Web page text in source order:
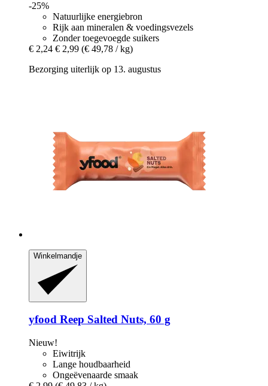
-25%
Natuurlijke energiebron
Rijk aan mineralen & voedingsvezels
Zonder toegevoegde suikers
€ 2,24 € 2,99 (€ 49,78 / kg)
Bezorging uiterlijk op 13. augustus
Winkelmandje
yfood Reep Salted Nuts, 60 g
Nieuw!
Eiwitrijk
Lange houdbaarheid
Ongeëvenaarde smaak